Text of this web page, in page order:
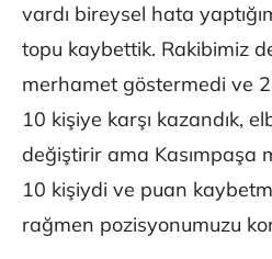
vardı bireysel hata
topu kaybettik. Rakibimiz
merhamet göstermedi ve
10 kişiye karşı kazandık,
değiştirir ama Kasımpaşa
10 kişiydi ve puan
rağmen pozisyonumuzu